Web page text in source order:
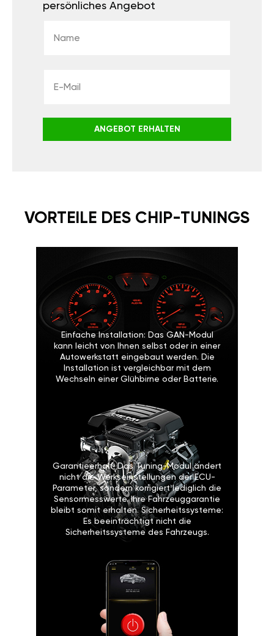
persönliches Angebot
ANGEBOT ERHALTEN
VORTEILE DES CHIP-TUNINGS
Einfache Installation: Das GAN-Modul
kann leicht von Ihnen selbst oder in einer
Autowerkstatt eingebaut werden. Die
Installation ist vergleichbar mit dem
Wechseln einer Glühbirne oder Batterie.
Garantieerhalt: Das Tuning-Modul ändert
nicht die Werkseinstellungen der ECU-
Parameter, sondern korrigiert lediglich die
Sensormesswerte. Ihre Fahrzeuggarantie
bleibt somit erhalten. Sicherheitssysteme:
Es beeinträchtigt nicht die
Sicherheitssysteme des Fahrzeugs.